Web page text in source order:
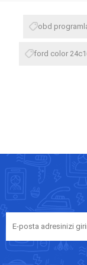
obd
ford color